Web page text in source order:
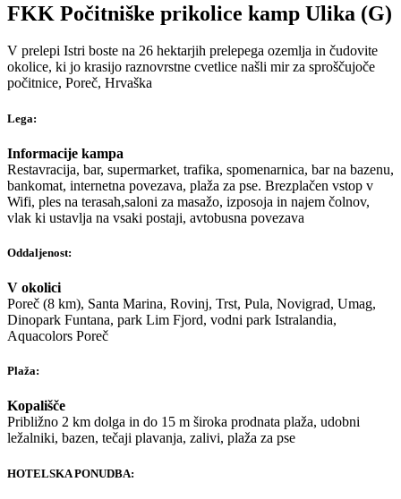
FKK Počitniške prikolice kamp Ulika (G)
V prelepi Istri boste na 26 hektarjih prelepega ozemlja in čudovite
okolice, ki jo krasijo raznovrstne cvetlice našli mir za sproščujoče
počitnice, Poreč, Hrvaška
Lega:
Informacije kampa
Restavracija, bar, supermarket, trafika, spomenarnica, bar na bazenu,
bankomat, internetna povezava, plaža za pse. Brezplačen vstop v
Wifi, ples na terasah,saloni za masažo, izposoja in najem čolnov,
vlak ki ustavlja na vsaki postaji, avtobusna povezava
Oddaljenost:
V okolici
Poreč (8 km), Santa Marina, Rovinj, Trst, Pula, Novigrad, Umag,
Dinopark Funtana, park Lim Fjord, vodni park Istralandia,
Aquacolors Poreč
Plaža:
Kopališče
Približno 2 km dolga in do 15 m široka prodnata plaža, udobni
ležalniki, bazen, tečaji plavanja, zalivi, plaža za pse
HOTELSKA PONUDBA: